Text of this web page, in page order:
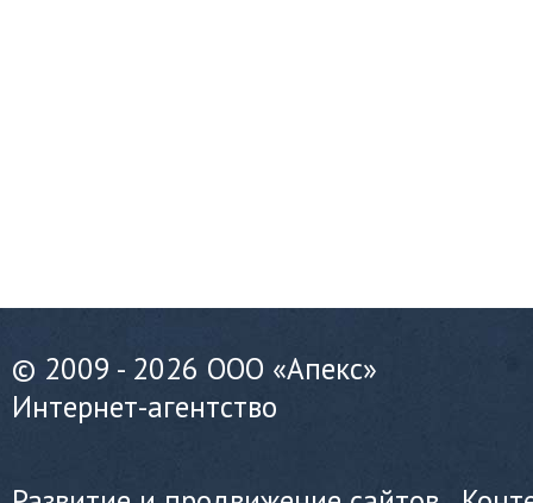
© 2009 - 2026 ООО «Апекс»
Интернет-агентство